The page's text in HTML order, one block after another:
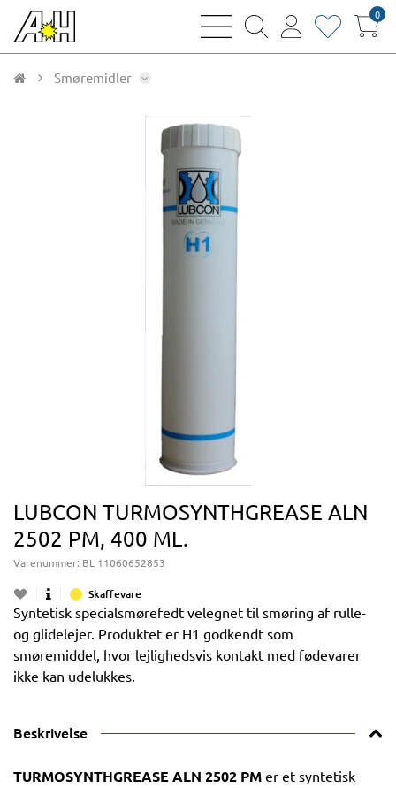
bars
magnifying
user
heart0
Smøremidler
LUBCON TURMOSYNTHGREASE ALN
2502 PM, 400 ML.
Varenummer: BL 11060652853
Skaffevare
Syntetisk specialsmørefedt velegnet til smøring af rulle-
og glidelejer. Produktet er H1 godkendt som
smøremiddel, hvor lejlighedsvis kontakt med fødevarer
ikke kan udelukkes.
Beskrivelse
TURMOSYNTHGREASE ALN 2502 PM er et syntetisk